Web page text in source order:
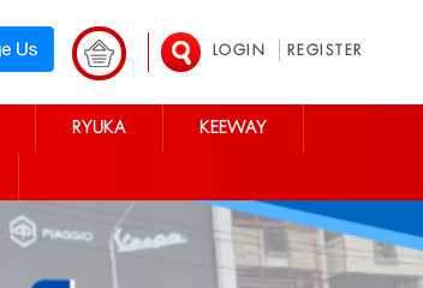
LOGIN REGISTER
RYUKA
KEEWAY